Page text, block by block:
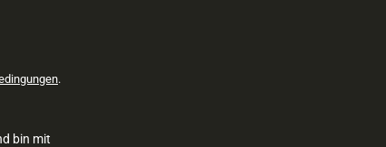
.
bin mit